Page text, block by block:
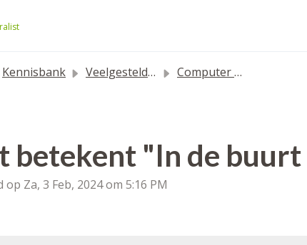
Kennisbank Veelgestelde vragen Computer Vision FAQ's
betekent "In de
op Za, 3 Feb, 2024 om 5:16 PM